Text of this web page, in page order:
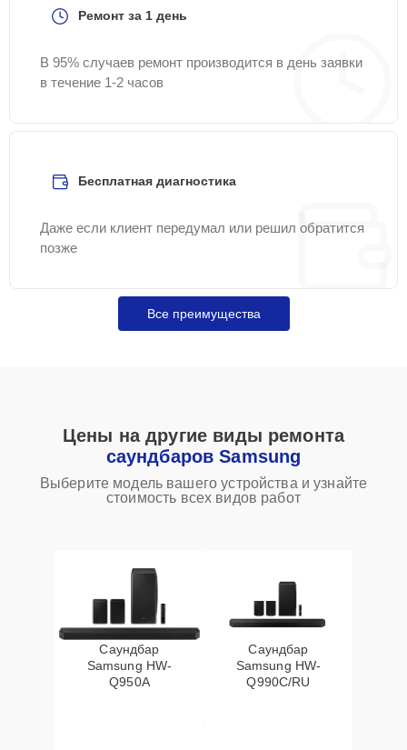
Ремонт за 1 день
В 95% случаев ремонт производится в день заявки
в течение 1-2 часов
Бесплатная диагностика
Даже если клиент передумал или решил обратится
позже
Все преимущества
Цены на другие виды ремонта
саундбаров Samsung
Выберите модель вашего устройства и узнайте
стоимость всех видов работ
Саундбар
Samsung HW-
Q950A
Саундбар
Samsung HW-
Q990C/RU